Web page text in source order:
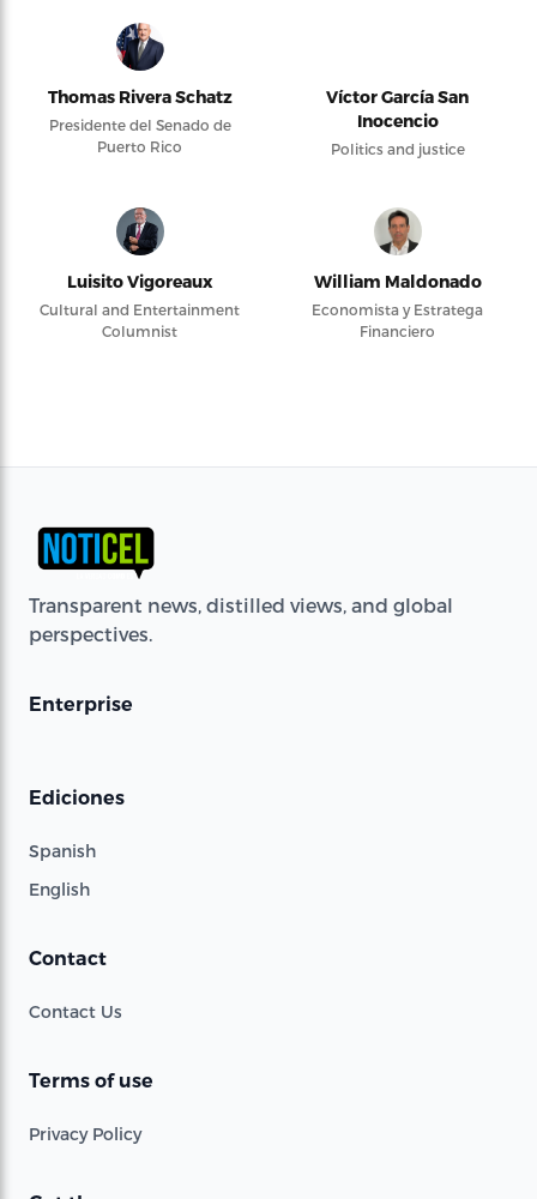
Thomas Rivera Schatz
Presidente del Senado de
Puerto Rico
Víctor García San
Inocencio
Politics and justice
Luisito Vigoreaux
Cultural and Entertainment
Columnist
William Maldonado
Economista y Estratega
Financiero
Transparent news, distilled views, and global
perspectives.
Enterprise
Ediciones
Spanish
English
Contact
Contact Us
Terms of use
Privacy Policy